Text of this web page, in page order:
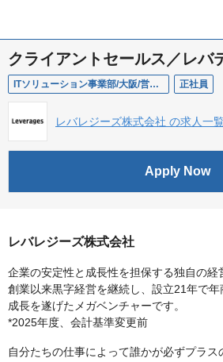
クライアントセールス／レバ
ITソリューション事業部/大阪/営業/クライアントセールス 正社員
レバレジーズ株式会社 の求人一
Apply Now
レバレジーズ株式会社
企業の安定性と成長性を担保する独自の
創業以来黒字経営を継続し、設立21年で
成長を遂げたメガベンチャーです。
*2025年度、会計基準変更前
自分たちの仕事によって誰かが必ずプラ